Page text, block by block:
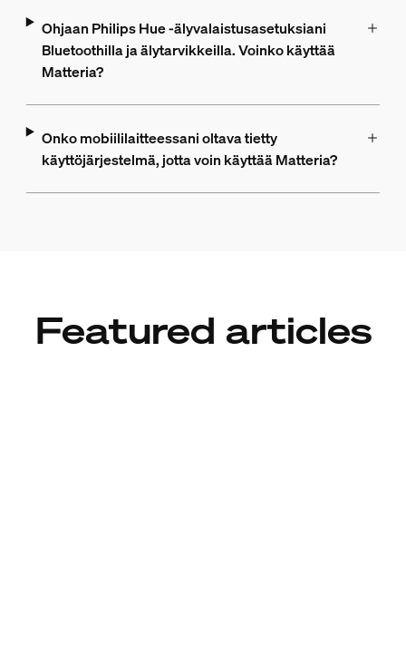
Ohjaan Philips Hue -älyvalaistusasetuksiani
Bluetoothilla ja älytarvikkeilla. Voinko käyttää
Matteria?
Onko mobiililaitteessani oltava tietty
käyttöjärjestelmä, jotta voin käyttää Matteria?
Featured articles